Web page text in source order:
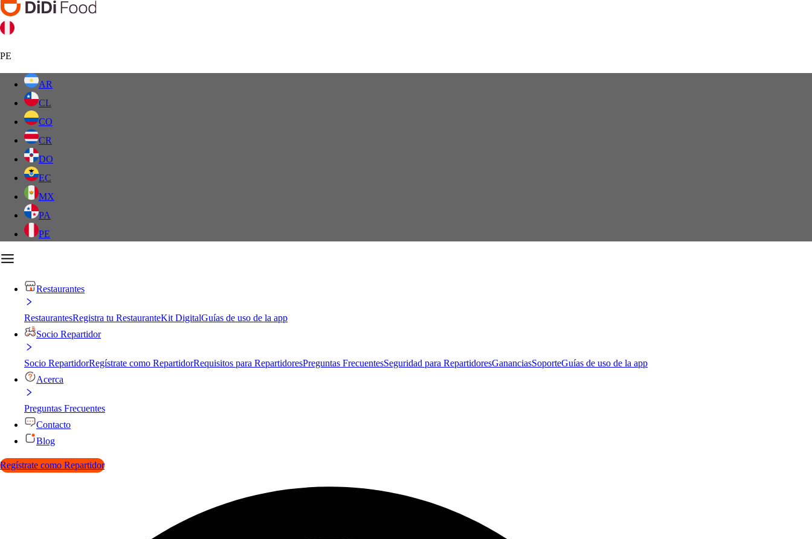
PE
AR
CL
CO
CR
DO
EC
MX
PA
PE
Restaurantes
RestaurantesRegistra tu RestauranteKit DigitalGuías de uso de la app
Socio Repartidor
Socio RepartidorRegístrate como RepartidorRequisitos para RepartidoresPreguntas FrecuentesSeguridad para RepartidoresGananciasSoporteGuías de uso de la app
Acerca
Preguntas Frecuentes
Contacto
Blog
Regístrate como Repartidor